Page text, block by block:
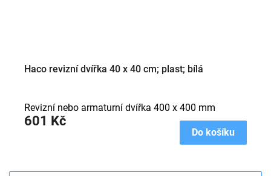
Haco revizní dvířka 40 x 40 cm; plast; bílá
601 Kč
Do košíku
Revizní nebo armaturní dvířka 400 x 400 mm